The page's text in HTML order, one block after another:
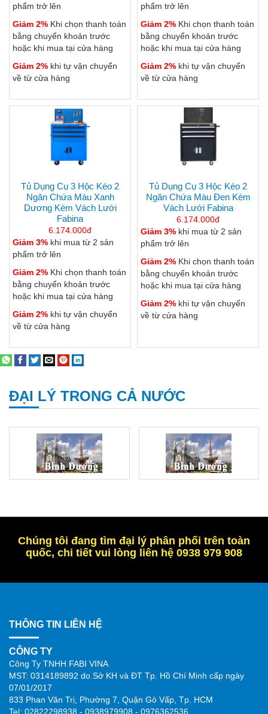
phẩm trở lên
Giảm 2% Khi chọn thanh toán
bằng chuyển khoản trước
hoặc khi mua tại cửa hàng
Giảm 2% khi tự vận chuyển
về từ cửa hàng
phẩm trở lên
Giảm 2% Khi chọn thanh toán
bằng chuyển khoản trước
hoặc khi mua tại cửa hàng
Giảm 2% khi tự vận chuyển
về từ cửa hàng
Tủ Dụng Cụ 3 Hộc Kéo 2
Ngăn Chứa Màu Xanh
Dương Kèm Vách Lưới
Fabina
6.174.000đ
Giảm 3% khi mua từ 2 sản
phẩm trở lên
Giảm 2% Khi chọn thanh toán
bằng chuyển khoản trước
hoặc khi mua tại cửa hàng
Giảm 2% khi tự vận chuyển
về từ cửa hàng
Tủ Dụng Cụ 3 Hộc Kéo 2
Ngăn Chứa Màu Đen Kèm
Vách Lưới Fabina
6.174.000đ
Giảm 3% khi mua từ 2 sản
phẩm trở lên
Giảm 2% Khi chọn thanh toán
bằng chuyển khoản trước
hoặc khi mua tại cửa hàng
Giảm 2% khi tự vận chuyển
về từ cửa hàng
ĐẠI LÝ TRONG CẢ NƯỚC
Chúng tôi đang tìm đại lý phân phối trên toàn
quốc, chi tiết vui lòng liên hệ 0938 979 908
THÔNG TIN LIÊN HỆ
CÔNG TY
Công Ty TNHH FABI VINA
MST: 0314189892 do Sở KH và ĐT Tp. Hồ Chí Minh cấp ngày
07/01/2017
833 Phan Văn Trị, Phường 7, Quận Gò Vấp, Tp. HCM
Tel: 02822298938 - 0938979908 - 0976362536